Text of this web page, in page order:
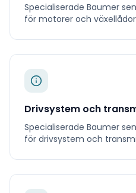
Specialiserade Baumer
för motorer och växellådor
Drivsystem och
Specialiserade Baumer
för drivsystem och